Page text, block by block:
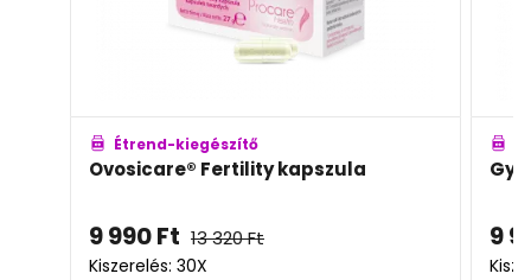
Étrend-kiegészítő
Gynositol por
9 990Ft 17 797
Kiszerelés: 60x2,1g